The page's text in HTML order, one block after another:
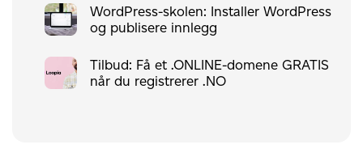
WordPress-skolen: Installer WordPress
og publisere innlegg
Tilbud: Få et .ONLINE-domene GRATIS
når du registrerer .NO